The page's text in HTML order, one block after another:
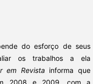
do esforço de seus
os trabalhos a ela
em Revista informa que
2008 e 2009, com a